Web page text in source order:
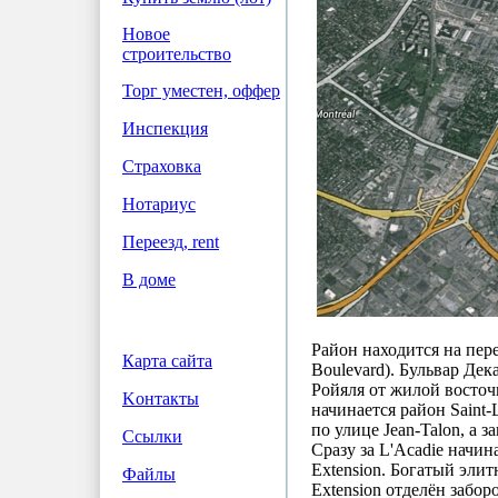
Новое
строительство
Торг уместен, оффер
Инспекция
Страховка
Нотариус
Переезд, rent
В доме
Карта сайта
Koнтакты
Ссылки
Файлы
Район находится на
Boulevard). Бульвар
Ройяля от жилой
начинается район
по улице Jean-Talon, а
Сразу за L'Acadie
Extension. Богатый
Extension отделён